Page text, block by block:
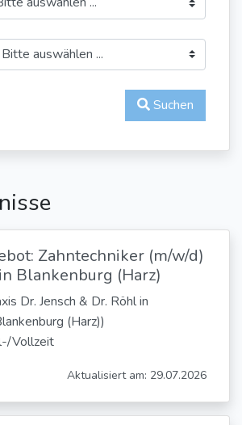
Suchen
Zahntechniker (m/w/d)
Blankenburg (Harz)
Dr. Jensch & Dr. Röhl in
(Harz))
Vollzeit
Aktualisiert am: 29.07.2026